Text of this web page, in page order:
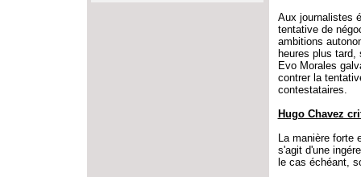
Aux journalistes
tentative de
ambitions
heures plus tard,
Evo Morales
contrer la
contestataires.
Hugo Chavez
La manière forte
s'agit d'une
le cas échéant,